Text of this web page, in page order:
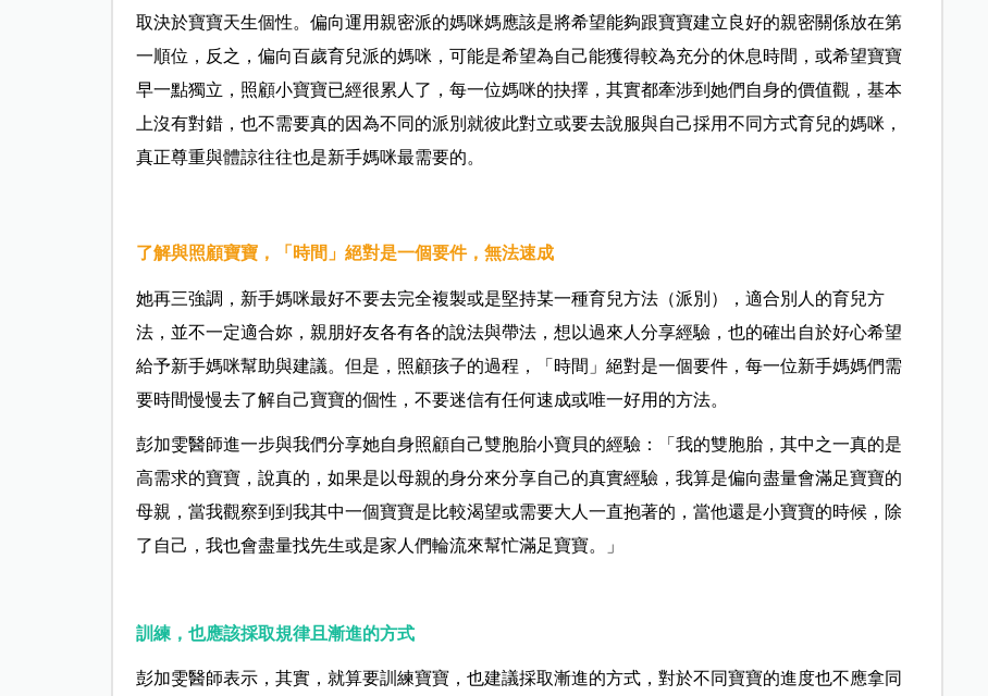
取決於寶寶天生個性。偏向運用親密派的媽咪媽應該是將希望能夠跟寶寶建立良好的親密關係放在第
一順位，反之，偏向百歲育兒派的媽咪，可能是希望為自己能獲得較為充分的休息時間，或希望寶寶
早一點獨立，照顧小寶寶已經很累人了，每一位媽咪的抉擇，其實都牽涉到她們自身的價值觀，基本
上沒有對錯，也不需要真的因為不同的派別就彼此對立或要去說服與自己採用不同方式育兒的媽咪，
真正尊重與體諒往往也是新手媽咪最需要的。
了解與照顧寶寶，「時間」絕對是一個要件，無法速成
她再三強調，新手媽咪最好不要去完全複製或是堅持某一種育兒方法（派別），適合別人的育兒方
法，並不一定適合妳，親朋好友各有各的說法與帶法，想以過來人分享經驗，也的確出自於好心希望
給予新手媽咪幫助與建議。但是，照顧孩子的過程，「時間」絕對是一個要件，每一位新手媽媽們需
要時間慢慢去了解自己寶寶的個性，不要迷信有任何速成或唯一好用的方法。
彭加雯醫師進一步與我們分享她自身照顧自己雙胞胎小寶貝的經驗：「 我的雙胞胎，其中之一真的是
高需求的寶寶，說真的，如果是以母親的身分來分享自己的真實經驗，我算是偏向盡量會滿足寶寶的
母親，當我觀察到到我其中一個寶寶是比較渴望或需要大人一直抱著的，當他還是小寶寶的時候，除
了自己，我也會盡量找先生或是家人們輪流來幫忙滿足寶寶。」
訓練，也應該採取規律且漸進的方式
彭加雯醫師表示，其實，就算要訓練寶寶，也建議採取漸進的方式，對於不同寶寶的進度也不應拿同